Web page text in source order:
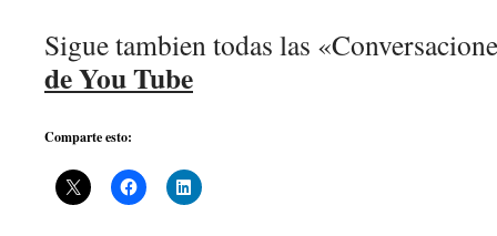
Sigue tambien todas las
de You Tube
Comparte esto: